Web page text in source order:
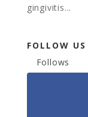
gingivitis...
FOLLOW US
Follows